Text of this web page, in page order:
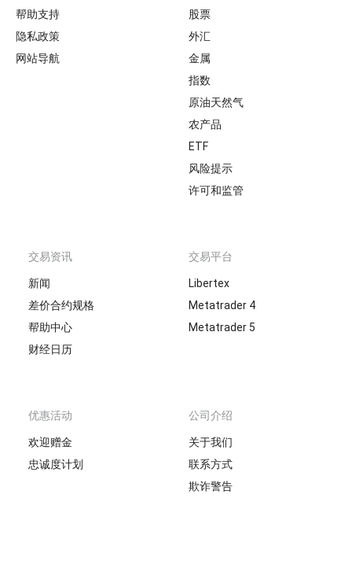
帮助支持
隐私政策
网站导航
股票
外汇
金属
指数
原油天然气
农产品
ETF
风险提示
许可和监管
交易资讯
新闻
差价合约规格
帮助中心
财经日历
交易平台
Libertex
Metatrader 4
Metatrader 5
优惠活动
欢迎赠金
忠诚度计划
公司介绍
关于我们
联系方式
欺诈警告